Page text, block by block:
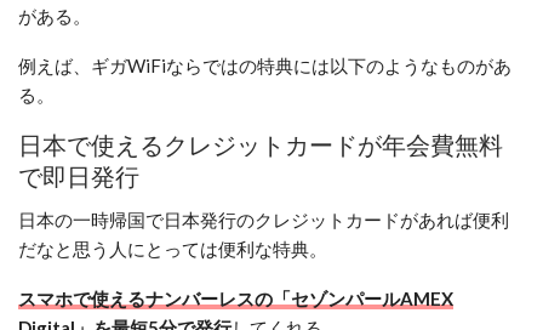
がある。
例えば、ギガWiFiならではの特典には以下のようなものがあ
る。
日本で使えるクレジットカードが年会費無料
で即日発行
日本の一時帰国で日本発行のクレジットカードがあれば便利
だなと思う人にとっては便利な特典。
スマホで使えるナンバーレスの「セゾンパールAMEX